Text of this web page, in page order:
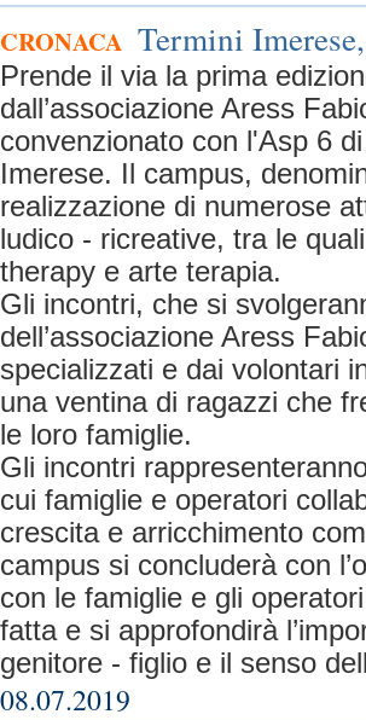
CRONACA Termini
Prende il via la prima
dall’associazione Aress
convenzionato con l'Asp 6
Imerese. Il campus,
realizzazione di numerose
ludico - ricreative, tra le
therapy e arte terapia.
Gli incontri, che si
dell’associazione Aress
specializzati e dai volontari
una ventina di ragazzi che
le loro famiglie.
Gli incontri
cui famiglie e operatori
crescita e arricchimento
campus si concluderà con
con le famiglie e gli
fatta e si approfondirà
genitore - figlio e il senso
08.07.2019